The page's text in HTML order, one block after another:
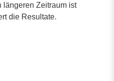
längeren Zeitraum ist
die Resultate.